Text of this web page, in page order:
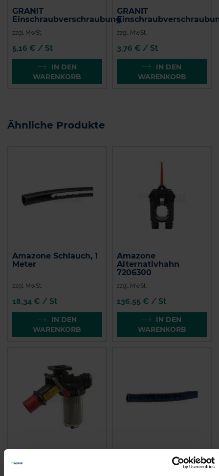
GRANIT
Einschraubverschraubung
zzgl. MwSt.
5,16 € / St
IN DEN
WARENKORB
GRANIT
zzgl. MwSt.
3,76 € / St
IN DEN
WARENKORB
Ähnliche Produkte
Amazone Schlauch, 1
Meter
zzgl. MwSt.
18,34 € / St
IN DEN
WARENKORB
Amazone
Alternativhahn
7206300
zzgl. MwSt.
136,55 € / St
IN DEN
WARENKORB
Filterhahn kpl.
Spritzenschlauch